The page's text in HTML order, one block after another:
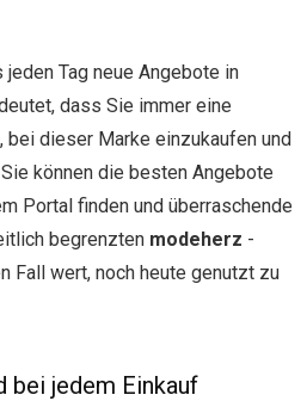
Tag neue Angebote in
dass Sie immer eine
bei dieser Marke einzukaufen und
können die besten Angebote
Portal finden und überraschende
begrenzten modeherz -
Fall wert, noch heute genutzt zu
bei jedem Einkauf